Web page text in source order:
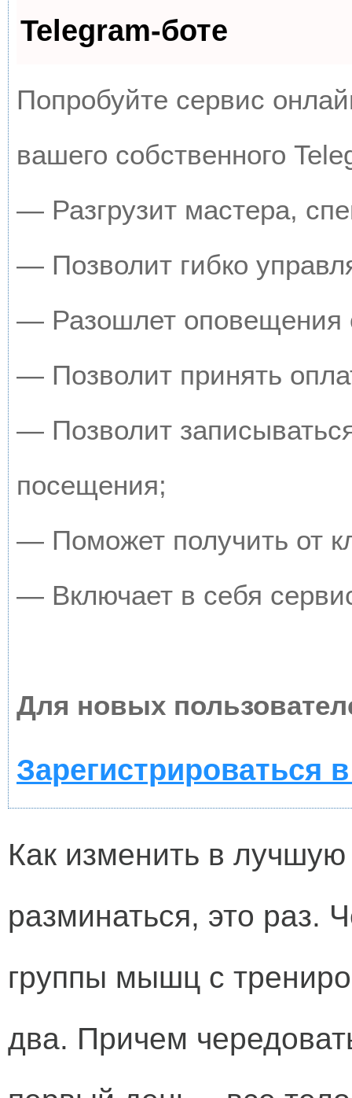
Telegram-боте
Попробуйте сервис
вашего собственного
— Разгрузит мастера,
— Позволит гибко
— Разошлет оповещения
— Позволит принять
— Позволит
посещения;
— Поможет получить от
— Включает в себя
Для новых
Зарегистрироваться
Как изменить в
разминаться, это раз.
группы мышц с
два. Причем